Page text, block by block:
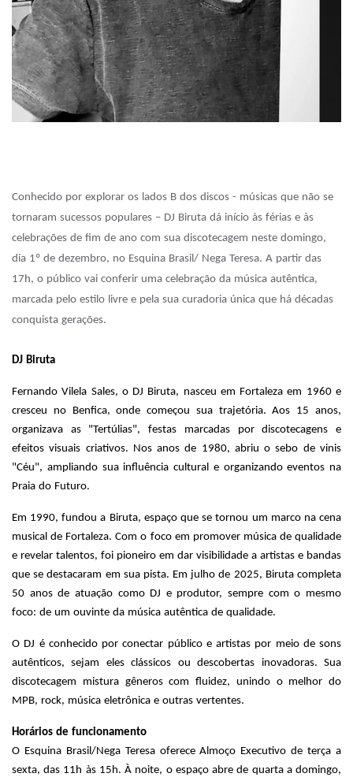
Conhecido por explorar os lados B dos discos - músicas que não se
tornaram sucessos populares – DJ Biruta dá início às férias e às
celebrações de fim de ano com sua discotecagem neste domingo,
dia 1º de dezembro, no Esquina Brasil/ Nega Teresa. A partir das
17h, o público vai conferir uma celebração da música autêntica,
marcada pelo estilo livre e pela sua curadoria única que há décadas
conquista gerações.
DJ Biruta
Fernando Vilela Sales, o DJ Biruta, nasceu em Fortaleza em 1960 e
cresceu no Benfica, onde começou sua trajetória. Aos 15 anos,
organizava as "Tertúlias", festas marcadas por discotecagens e
efeitos visuais criativos. Nos anos de 1980, abriu o sebo de vinis
"Céu", ampliando sua influência cultural e organizando eventos na
Praia do Futuro.
Em 1990, fundou a Biruta, espaço que se tornou um marco na cena
musical de Fortaleza. Com o foco em promover música de qualidade
e revelar talentos, foi pioneiro em dar visibilidade a artistas e bandas
que se destacaram em sua pista. Em julho de 2025, Biruta completa
50 anos de atuação como DJ e produtor, sempre com o mesmo
foco: de um ouvinte da música autêntica de qualidade.
O DJ é conhecido por conectar público e artistas por meio de sons
autênticos, sejam eles clássicos ou descobertas inovadoras. Sua
discotecagem mistura gêneros com fluidez, unindo o melhor do
MPB, rock, música eletrônica e outras vertentes.
Horários de funcionamento
O Esquina Brasil/Nega Teresa oferece Almoço Executivo de terça a
sexta, das 11h às 15h. À noite, o espaço abre de quarta a domingo,